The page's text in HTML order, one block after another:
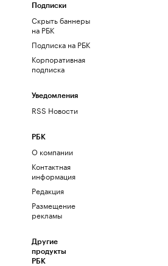
Подписки
Скрыть баннеры
на РБК
Подписка на РБК
Корпоративная
подписка
Уведомления
RSS Новости
РБК
О компании
Контактная
информация
Редакция
Размещение
рекламы
Другие
продукты
РБК